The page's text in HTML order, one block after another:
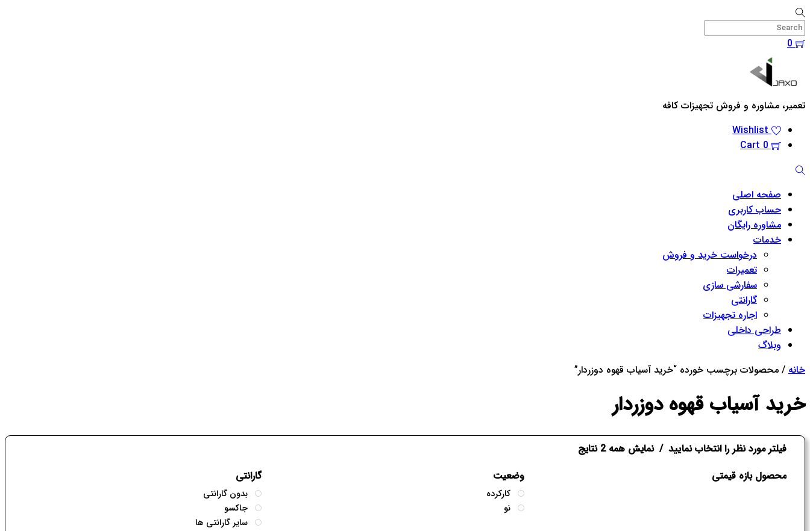
Skip
to
content
0
تعمیر، مشاوره و فروش تجهیزات کافه
Wishlist
0
Cart
Search
صفحه اصلی
حساب کاربری
مشاوره رایگان
خدمات
درخواست خرید و فروش
تعمیرات
سفارشی سازی
گارانتی
اجاره تجهیزات
طراحی داخلی
وبلاگ
Close
خانه / محصولات برچسب خورده “خرید آسیاب قهوه دوزردار”
خرید آسیاب قهوه دوزردار
فیلتر مورد نظر را انتخاب نمایید
نمایش همه 2 نتایج
محصول بازه قیمتی
وضعیت
کارکرده
نو
گارانتی
بدون گارانتی
جاکسو
سایر گارانتی ها